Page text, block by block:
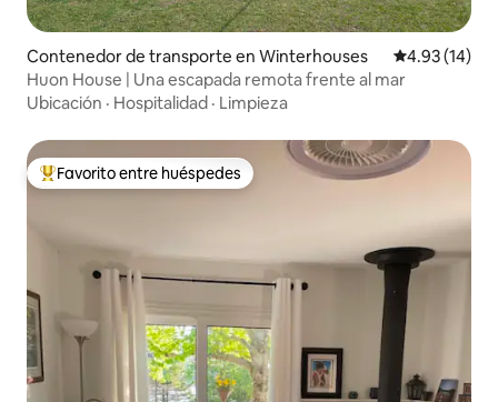
Contenedor de transporte en Winterhouses Calificación
4.93 (14)
Huon House | Una escapada remota frente al mar
Ubicación · Hospitalidad · Limpieza
Favorito entre huéspedes preferido
Favorito entre huéspedes